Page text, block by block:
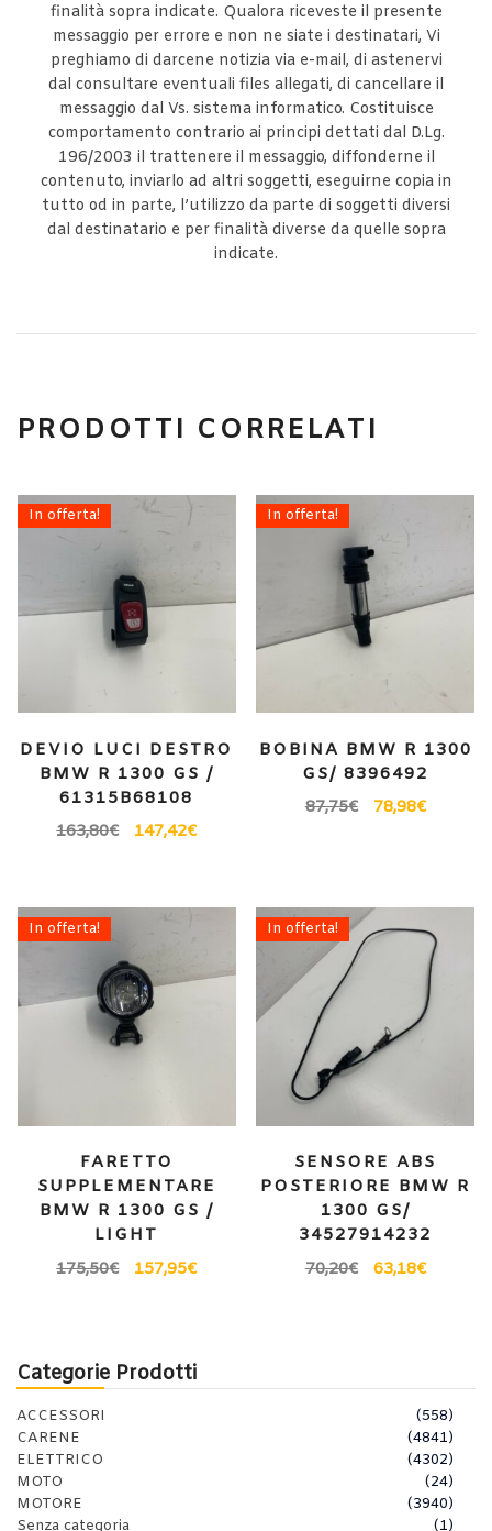
finalità sopra indicate. Qualora riceveste il presente
messaggio per errore e non ne siate i destinatari, Vi
preghiamo di darcene notizia via e-mail, di astenervi
dal consultare eventuali files allegati, di cancellare il
messaggio dal Vs. sistema informatico. Costituisce
comportamento contrario ai principi dettati dal D.Lg.
196/2003 il trattenere il messaggio, diffonderne il
contenuto, inviarlo ad altri soggetti, eseguirne copia in
tutto od in parte, l’utilizzo da parte di soggetti diversi
dal destinatario e per finalità diverse da quelle sopra
indicate.
PRODOTTI CORRELATI
In offerta!
DEVIO LUCI DESTRO
BMW R 1300 GS /
61315B68108
163,80€ 147,42€
In offerta!
BOBINA BMW R 1300
GS/ 8396492
87,75€ 78,98€
In offerta!
FARETTO
SUPPLEMENTARE
BMW R 1300 GS /
LIGHT
175,50€ 157,95€
In offerta!
SENSORE ABS
POSTERIORE BMW R
1300 GS/
34527914232
70,20€ 63,18€
Categorie Prodotti
ACCESSORI
(558)
CARENE
(4841)
ELETTRICO
(4302)
MOTO
(24)
MOTORE
(3940)
Senza categoria
(1)